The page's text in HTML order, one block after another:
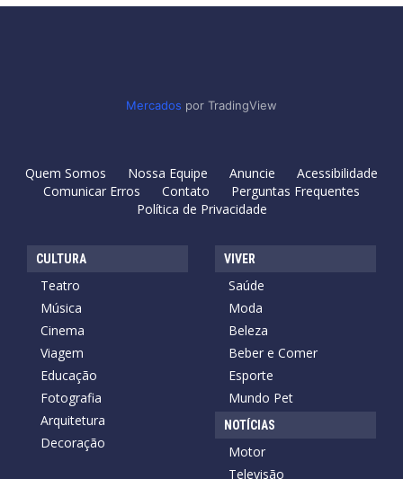
Mercados por TradingView
Quem Somos Nossa Equipe Anuncie
Acessibilidade
Comunicar Erros
Contato
Perguntas Frequentes
Política de Privacidade
CULTURA
Teatro
Música
Cinema
Viagem
Educação
Fotografia
Arquitetura
Decoração
VIVER
Saúde
Moda
Beleza
Beber e Comer
Esporte
Mundo Pet
NOTÍCIAS
Motor
Televisão